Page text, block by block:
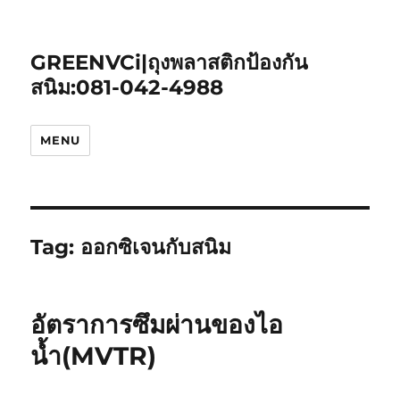
GREENVCi|ถุงพลาสติกป้องกัน
สนิม:081-042-4988
MENU
Tag: ออกซิเจนกับสนิม
อัตราการซึมผ่านของไอ
น้ำ(MVTR)